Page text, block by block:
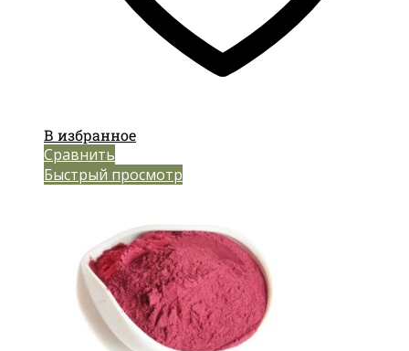
В избранное
Сравнить
Быстрый просмотр